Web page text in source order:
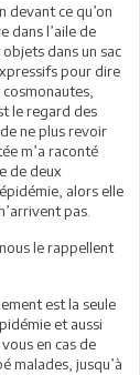
devant ce qu’on
dans l’aile de
dans un sac
pour dire
le regard des
ne plus revoir
m’a raconté
de deux
alors elle
pas.
le rappellent
est la seule
et aussi
en cas de
malades, jusqu’à